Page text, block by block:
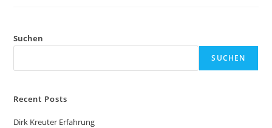
Suchen
SUCHEN
Recent Posts
Dirk Kreuter Erfahrung